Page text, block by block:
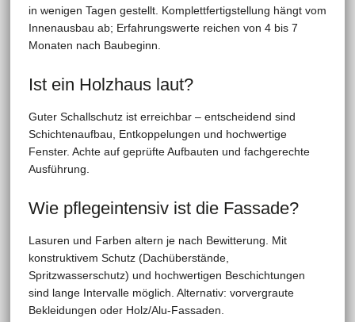
in wenigen Tagen gestellt. Komplettfertigstellung hängt vom
Innenausbau ab; Erfahrungswerte reichen von 4 bis 7
Monaten nach Baubeginn.
Ist ein Holzhaus laut?
Guter Schallschutz ist erreichbar – entscheidend sind
Schichtenaufbau, Entkoppelungen und hochwertige
Fenster. Achte auf geprüfte Aufbauten und fachgerechte
Ausführung.
Wie pflegeintensiv ist die Fassade?
Lasuren und Farben altern je nach Bewitterung. Mit
konstruktivem Schutz (Dachüberstände,
Spritzwasserschutz) und hochwertigen Beschichtungen
sind lange Intervalle möglich. Alternativ: vorvergraute
Bekleidungen oder Holz/Alu-Fassaden.